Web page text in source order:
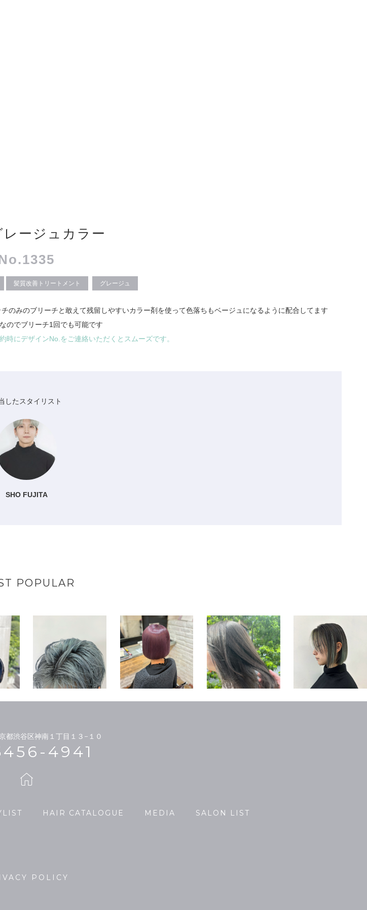
レージュカラー
髪質改善トリートメント グレージュ
のみのブリーチと敢えて残留しやすいカラー剤を使って色落ちもベージュになるように配合してます
のでブリーチ1回でも可能です
時にデザインNo.をご連絡いただくとスムーズです。
したスタイリスト
SHO FUJITA
POPULAR
都渋谷区神南１丁目１３−１０
4941
HAIR CATALOGUE MEDIA SALON LIST
POLICY